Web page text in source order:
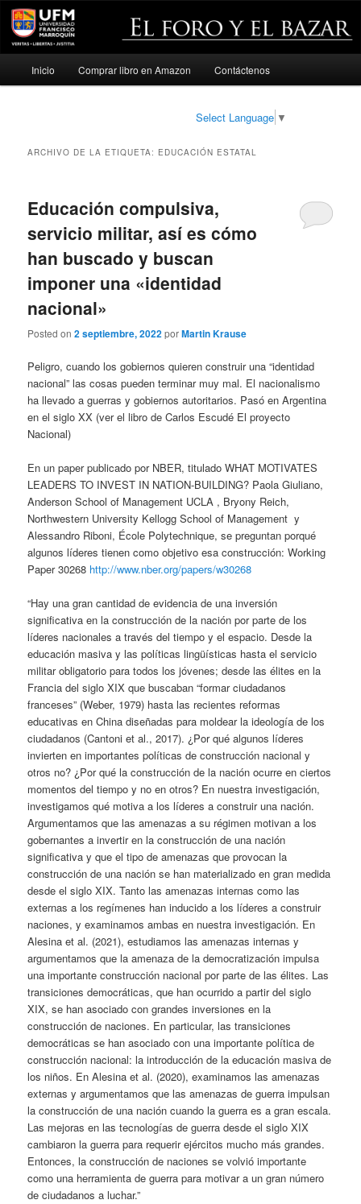
Ir
Ir
Inicio Comprar libro en Amazon Contáctenos
Select Language ▼
ARCHIVO DE LA ETIQUETA: EDUCACIÓN ESTATAL
Educación compulsiva,
servicio militar, así es cómo
han buscado y buscan
imponer una «identidad
nacional»
Posted on2 septiembre, 2022porMartin Krause
Peligro, cuando los gobiernos quieren construir una “identidad
nacional” las cosas pueden terminar muy mal. El nacionalismo
ha llevado a guerras y gobiernos autoritarios. Pasó en Argentina
en el siglo XX (ver el libro de Carlos Escudé El proyecto
Nacional)
En un paper publicado por NBER, titulado WHAT MOTIVATES
LEADERS TO INVEST IN NATION-BUILDING? Paola Giuliano,
Anderson School of Management UCLA , Bryony Reich,
Northwestern University Kellogg School of Management y
Alessandro Riboni, École Polytechnique, se preguntan porqué
algunos líderes tienen como objetivo esa construcción: Working
Paper 30268 http://www.nber.org/papers/w30268
“Hay una gran cantidad de evidencia de una inversión
significativa en la construcción de la nación por parte de los
líderes nacionales a través del tiempo y el espacio. Desde la
educación masiva y las políticas lingüísticas hasta el servicio
militar obligatorio para todos los jóvenes; desde las élites en la
Francia del siglo XIX que buscaban “formar ciudadanos
franceses” (Weber, 1979) hasta las recientes reformas
educativas en China diseñadas para moldear la ideología de los
ciudadanos (Cantoni et al., 2017). ¿Por qué algunos líderes
invierten en importantes políticas de construcción nacional y
otros no? ¿Por qué la construcción de la nación ocurre en ciertos
momentos del tiempo y no en otros? En nuestra investigación,
investigamos qué motiva a los líderes a construir una nación.
Argumentamos que las amenazas a su régimen motivan a los
gobernantes a invertir en la construcción de una nación
significativa y que el tipo de amenazas que provocan la
construcción de una nación se han materializado en gran medida
desde el siglo XIX. Tanto las amenazas internas como las
externas a los regímenes han inducido a los líderes a construir
naciones, y examinamos ambas en nuestra investigación. En
Alesina et al. (2021), estudiamos las amenazas internas y
argumentamos que la amenaza de la democratización impulsa
una importante construcción nacional por parte de las élites. Las
transiciones democráticas, que han ocurrido a partir del siglo
XIX, se han asociado con grandes inversiones en la
construcción de naciones. En particular, las transiciones
democráticas se han asociado con una importante política de
construcción nacional: la introducción de la educación masiva de
los niños. En Alesina et al. (2020), examinamos las amenazas
externas y argumentamos que las amenazas de guerra impulsan
la construcción de una nación cuando la guerra es a gran escala.
Las mejoras en las tecnologías de guerra desde el siglo XIX
cambiaron la guerra para requerir ejércitos mucho más grandes.
Entonces, la construcción de naciones se volvió importante
como una herramienta de guerra para motivar a un gran número
de ciudadanos a luchar.”